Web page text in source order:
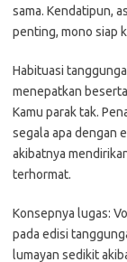
sama. Kendatipun,
penting, mono siap
Habituasi
menepatkan
Kamu parak tak.
segala apa dengan
akibatnya
terhormat.
Konsepnya lugas:
pada edisi
lumayan sedikit